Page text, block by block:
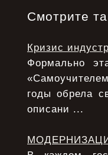
Смотрите
Кризис
Формально
годы обрела
описани ...